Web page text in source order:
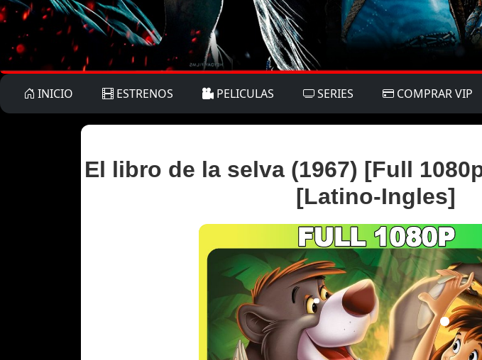
INICIO ESTRENOS PELICULAS SERIES COMPRAR VIP
El libro de la selva (1967) [Full
[Latino-Ingles]